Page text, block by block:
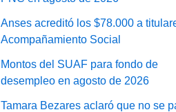
Anses acreditó los $78.000 a
Acompañamiento Social
Montos del SUAF para fondo de
desempleo en agosto de 2026
Tamara Bezares aclaró que no se